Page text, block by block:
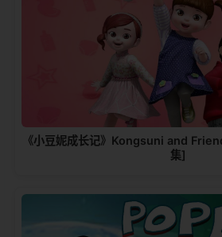
《小豆妮成长记》Kongsuni and
集]